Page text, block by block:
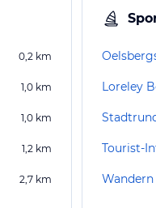
0,2 km
1,0 km
1,0 km
1,2 km
2,7 km
Loreley
Tourist-